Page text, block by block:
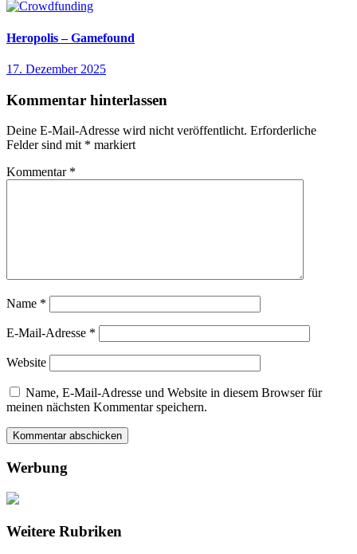
Heropolis – Gamefound
17. Dezember 2025
Kommentar hinterlassen
Deine E-Mail-Adresse wird nicht veröffentlicht. Erforderliche
Felder sind mit * markiert
Kommentar *
Name *
E-Mail-Adresse *
Website
Name, E-Mail-Adresse und Website in diesem Browser für
meinen nächsten Kommentar speichern.
Werbung
Weitere Rubriken